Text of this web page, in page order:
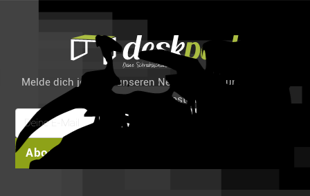
Melde dich jetzt für unseren Newsletter an und spare 6%
auf deine erste Bestellung!
Abonnieren